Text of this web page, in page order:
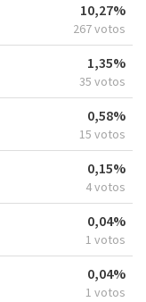
10,27%
267 votos
1,35%
35 votos
0,58%
15 votos
0,15%
4 votos
0,04%
1 votos
0,04%
1 votos